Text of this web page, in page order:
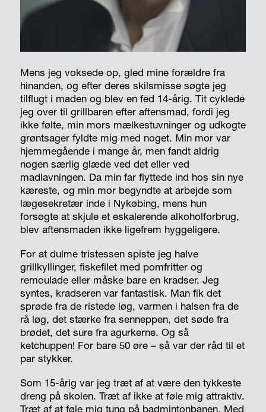
Mens jeg voksede op, gled mine forældre fra
hinanden, og efter deres skilsmisse søgte jeg
tilflugt i maden og blev en fed 14-årig. Tit cyklede
jeg over til grillbaren efter aftensmad, fordi jeg
ikke følte, min mors mælkestuvninger og udkogte
grøntsager fyldte mig med noget. Min mor var
hjemmegående i mange år, men fandt aldrig
nogen særlig glæde ved det eller ved
madlavningen. Da min far flyttede ind hos sin nye
kæreste, og min mor begyndte at arbejde som
lægesekretær inde i Nykøbing, mens hun
forsøgte at skjule et eskalerende alkoholforbrug,
blev aftensmaden ikke ligefrem hyggeligere.
For at dulme tristessen spiste jeg halve
grillkyllinger, fiskefilet med pomfritter og
remoulade eller måske bare en kradser. Jeg
syntes, kradseren var fantastisk. Man fik det
sprøde fra de ristede løg, varmen i halsen fra de
rå løg, det stærke fra senneppen, det søde fra
brødet, det sure fra agurkerne. Og så
ketchuppen! For bare 50 øre – så var der råd til et
par stykker.
Som 15-årig var jeg træt af at være den tykkeste
dreng på skolen. Træt af ikke at føle mig attraktiv.
Træt af at føle mig tung på badmintonbanen. Med